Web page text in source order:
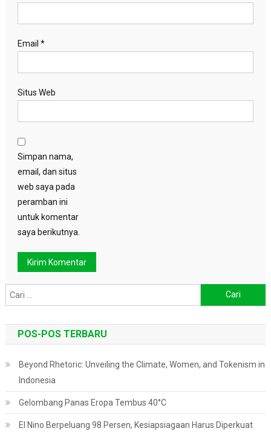
Email *
Situs Web
Simpan nama,
email, dan situs
web saya pada
peramban ini
untuk komentar
saya berikutnya.
untuk:
POS-POS TERBARU
Beyond Rhetoric: Unveiling the Climate, Women, and Tokenism in
Indonesia
Gelombang Panas Eropa Tembus 40°C
El Nino Berpeluang 98 Persen, Kesiapsiagaan Harus Diperkuat